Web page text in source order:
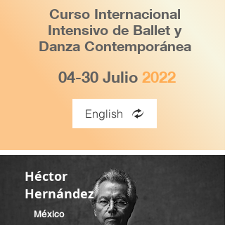
Curso Internacional
Intensivo de Ballet y
Danza Contemporánea
04-30 Julio 2022
English
Héctor
Hernández
México